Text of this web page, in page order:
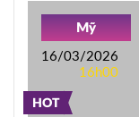
HOT
Mỹ
16/03/2026
16h00